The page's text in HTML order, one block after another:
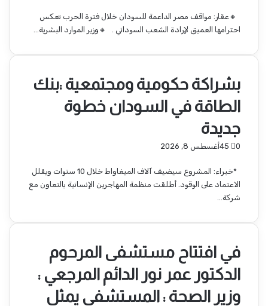
🔸عقار: مواقف مصر الداعمة للسودان خلال فترة الحرب تعكس
احترامها العميق لإرادة الشعب السوداني . 🔸وزير الموارد البشرية…
بشراكة حكومية ومجتمعية :بنك
الطاقة في السودان خطوة
جديدة
أغسطس 8, 2026 0
*خبراء: المشروع سيضيف آلاف الميغاواط خلال 10 سنوات ويقلل
الاعتماد على الوقود. أطلقت منظمة المهاجرين الإنسانية بالتعاون مع
شركة…
في افتتاح مستشفى المرحوم
الدكتور عمر نور الدائم المرجعي :
وزير الصحة : المستشفى يمثل